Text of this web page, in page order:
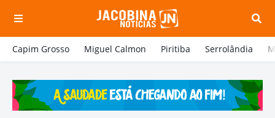
Capim Grosso Miguel Calmon Piritiba Serrolândia